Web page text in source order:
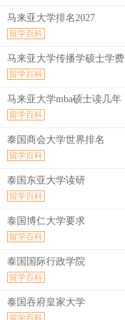
马来亚大学排名2027
留学百科
马来亚大学传播学硕士学费
留学百科
马来亚大学mba硕士读几年
留学百科
泰国商会大学世界排名
留学百科
泰国东亚大学读研
留学百科
泰国博仁大学要求
留学百科
泰国国际行政学院
留学百科
泰国吞府皇家大学